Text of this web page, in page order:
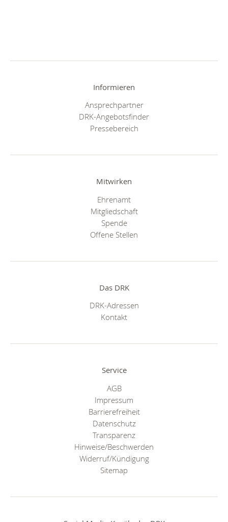
Informieren
Ansprechpartner
DRK-Angebotsfinder
Pressebereich
Mitwirken
Ehrenamt
Mitgliedschaft
Spende
Offene Stellen
Das DRK
DRK-Adressen
Kontakt
Service
AGB
Impressum
Barrierefreiheit
Datenschutz
Transparenz
Hinweise/Beschwerden
Widerruf/Kündigung
Sitemap